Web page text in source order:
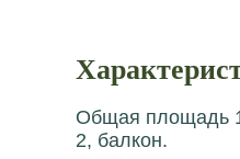
Общая площадь
2, балкон.